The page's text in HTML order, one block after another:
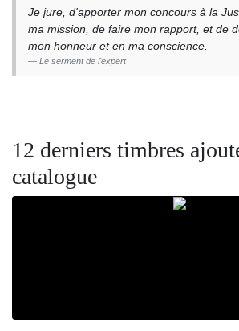
Je jure, d'apporter mon concours à la
ma mission, de faire mon rapport, et de
mon honneur et en ma conscience.
Le serment de l'expert
12 derniers timbres
catalogue